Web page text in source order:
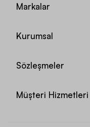
Markalar
Kurumsal
Sözleşmeler
Müşteri Hizmetleri